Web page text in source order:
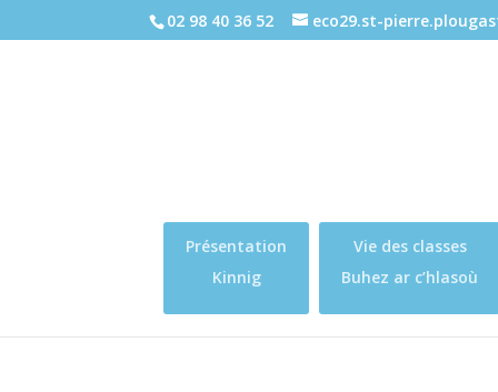
02 98 40 36 52 eco29.st-
Présentation
Kinnig
Vie des classes
Buhez ar c’hlasoù